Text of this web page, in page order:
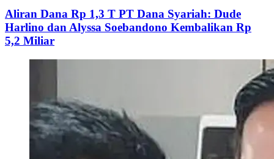
Aliran Dana Rp 1,3 T PT Dana Syariah: Dude
Harlino dan Alyssa Soebandono Kembalikan Rp
5,2 Miliar